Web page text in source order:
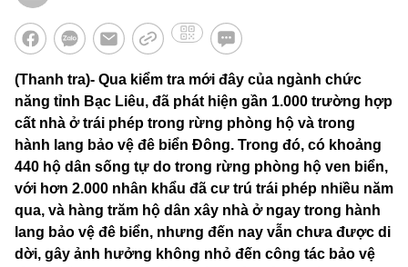
(Thanh tra)- Qua kiểm tra mới đây của ngành chức
năng tỉnh Bạc Liêu, đã phát hiện gần 1.000 trường hợp
cất nhà ở trái phép trong rừng phòng hộ và trong
hành lang bảo vệ đê biển Đông. Trong đó, có khoảng
440 hộ dân sống tự do trong rừng phòng hộ ven biển,
với hơn 2.000 nhân khẩu đã cư trú trái phép nhiều năm
qua, và hàng trăm hộ dân xây nhà ở ngay trong hành
lang bảo vệ đê biển, nhưng đến nay vẫn chưa được di
dời, gây ảnh hưởng không nhỏ đến công tác bảo vệ